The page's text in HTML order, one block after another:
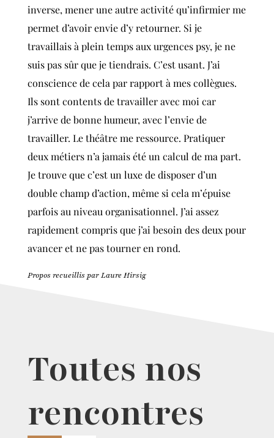
inverse, mener une autre activité qu’infirmier me
permet d’avoir envie d’y retourner. Si je
travaillais à plein temps aux urgences psy, je ne
suis pas sûr que je tiendrais. C’est usant. J’ai
conscience de cela par rapport à mes collègues.
Ils sont contents de travailler avec moi car
j’arrive de bonne humeur, avec l’envie de
travailler. Le théâtre me ressource. Pratiquer
deux métiers n’a jamais été un calcul de ma part.
Je trouve que c’est un luxe de disposer d’un
double champ d’action, même si cela m’épuise
parfois au niveau organisationnel. J’ai assez
rapidement compris que j’ai besoin des deux pour
avancer et ne pas tourner en rond.
Propos recueillis par Laure Hirsig
Toutes nos
rencontres